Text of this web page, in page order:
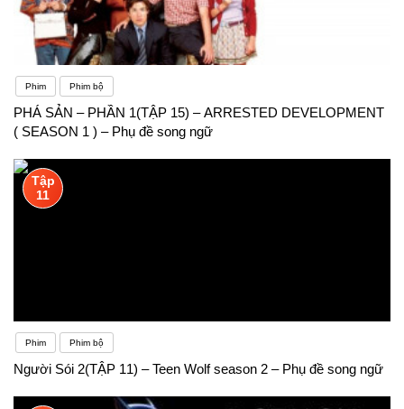
Phim Phim bộ
PHÁ SẢN – PHẦN 1(TẬP 15) – ARRESTED DEVELOPMENT
( SEASON 1 ) – Phụ đề song ngữ
Tập
11
Phim Phim bộ
Người Sói 2(TẬP 11) – Teen Wolf season 2 – Phụ đề song ngữ